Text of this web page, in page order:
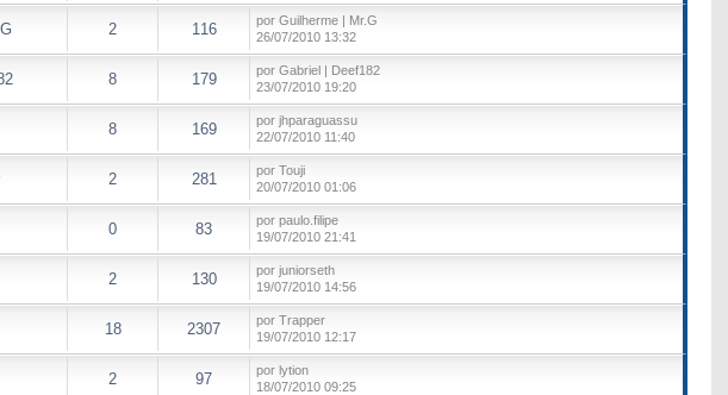
2 116
por Guilherme | Mr.G
26/07/2010 13:32
8 179
por Gabriel | Deef182
23/07/2010 19:20
8 169
por jhparaguassu
22/07/2010 11:40
2 281
por Touji
20/07/2010 01:06
0 83
por paulo.filipe
19/07/2010 21:41
2 130
por juniorseth
19/07/2010 14:56
18 2307
por Trapper
19/07/2010 12:17
2 97
por lytion
18/07/2010 09:25